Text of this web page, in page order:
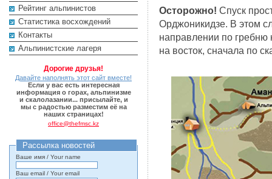
Рейтинг альпинистов
Cтатистика восхождений
Контакты
Альпинистские лагеря
Дорогие друзья!
Давайте наполнять этот сайт вместе!
Если у вас есть интересная
информация о горах, альпинизме
и скалолазании... присылайте, и
мы с радостью разместим её на
наших страницах!
office@thefmsc.kz
Рассылка новостей
Ваше имя / Your name
Ваш email / Your email
Осторожно! Спуск
Орджоникидзе. В этом
направлении по гребню
на восток, сначала по